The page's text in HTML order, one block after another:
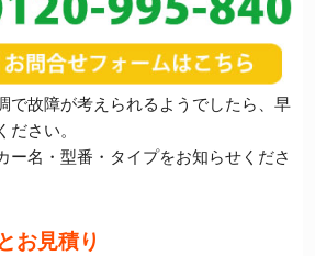
で故障が考えられるようでしたら、早
ださい。
ー名・型番・タイプをお知らせくださ
お見積り